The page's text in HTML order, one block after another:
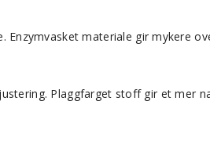
materiale gir mykere
Plaggfarget stoff gir et mer